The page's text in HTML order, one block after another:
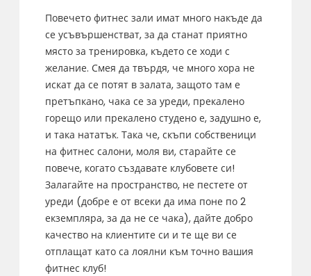
Повечето фитнес зали имат много накъде да
се усъвършенстват, за да станат приятно
място за тренировка, където се ходи с
желание. Смея да твърдя, че много хора не
искат да се потят в залата, защото там е
претъпкано, чака се за уреди, прекалено
горещо или прекалено студено е, задушно е,
и така нататък. Така че, скъпи собственици
на фитнес салони, моля ви, старайте се
повече, когато създавате клубовете си!
Залагайте на пространство, не пестете от
уреди (добре е от всеки да има поне по 2
екземпляра, за да не се чака), дайте добро
качество на клиентите си и те ще ви се
отплащат като са лоялни към точно вашия
фитнес клуб!